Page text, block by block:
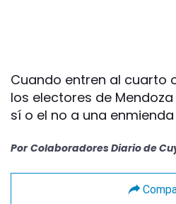
Cuando entren al cuarto
los electores de
sí o el no a una
Por Colaboradores Diario de